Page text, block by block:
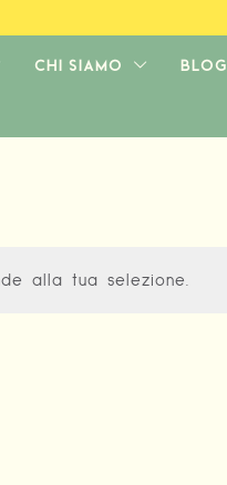
CHI SIAMO BLOG
alla tua selezione.